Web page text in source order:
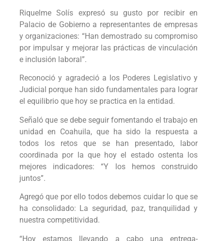
Riquelme Solís expresó su gusto por recibir en
Palacio de Gobierno a representantes de empresas
y organizaciones: “Han demostrado su compromiso
por impulsar y mejorar las prácticas de vinculación
e inclusión laboral”.
Reconoció y agradeció a los Poderes Legislativo y
Judicial porque han sido fundamentales para lograr
el equilibrio que hoy se practica en la entidad.
Señaló que se debe seguir fomentando el trabajo en
unidad en Coahuila, que ha sido la respuesta a
todos los retos que se han presentado, labor
coordinada por la que hoy el estado ostenta los
mejores indicadores: “Y los hemos construido
juntos”.
Agregó que por ello todos debemos cuidar lo que se
ha consolidado: La seguridad, paz, tranquilidad y
nuestra competitividad.
“Hoy estamos llevando a cabo una entrega-